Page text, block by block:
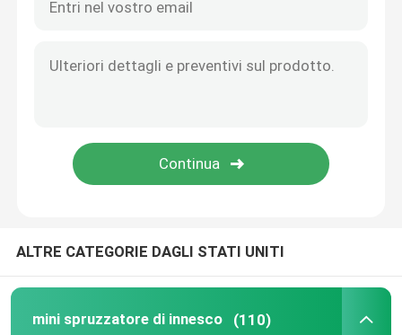
spruzzatore fine della foschia
tubo di lucentezza del labbro
Barattolo crema di plastica
ALTRE CATEGORIE DAGLI STATI UNITI
mini spruzzatore di innesco (110)